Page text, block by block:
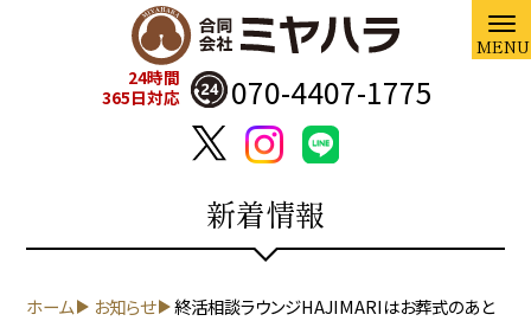
24時間
365日対応
070-4407-1775
新着情報
ホーム お知らせ
終活相談ラウンジHAJIMARIはお葬式のあと